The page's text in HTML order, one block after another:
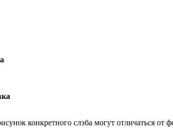
конкретного слэба могут отличаться